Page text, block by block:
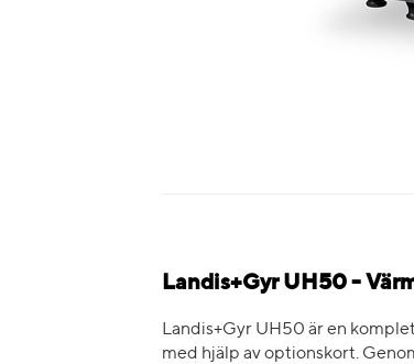
Landis+Gyr UH50 -
Landis+Gyr UH50 är en
med hjälp av optionskort.